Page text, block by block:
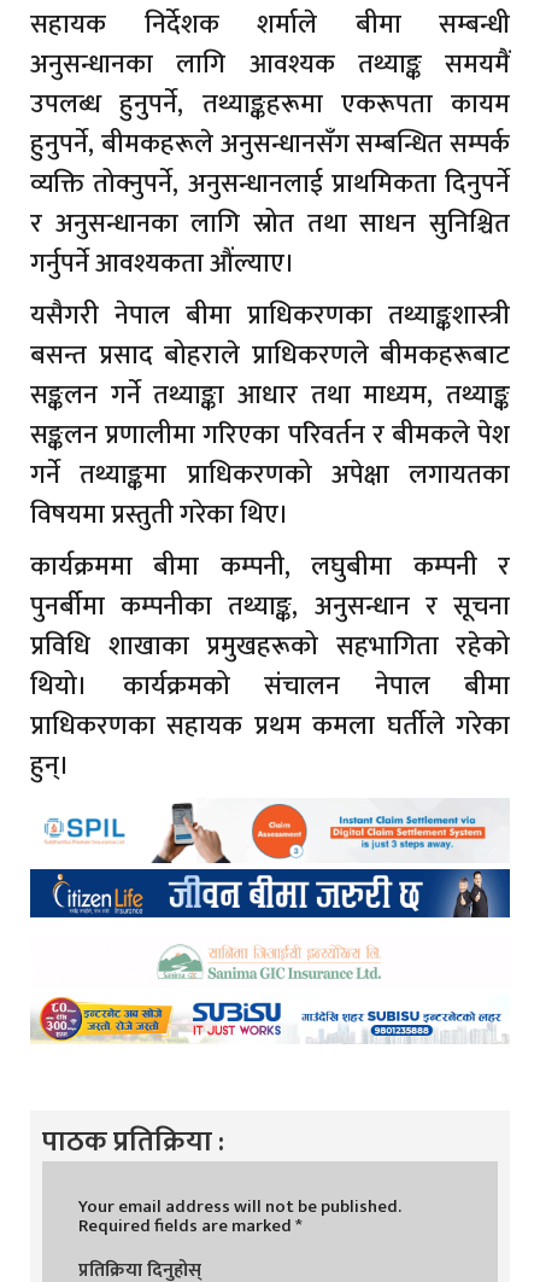
सहायक निर्देशक शर्माले बीमा सम्बन्धी
अनुसन्धानका लागि आवश्यक तथ्याङ्क समयमैं
उपलब्ध हुनुपर्ने, तथ्याङ्कहरूमा एकरूपता कायम
हुनुपर्ने, बीमकहरूले अनुसन्धानसँग सम्बन्धित सम्पर्क
व्यक्ति तोक्नुपर्ने, अनुसन्धानलाई प्राथमिकता दिनुपर्ने
र अनुसन्धानका लागि स्रोत तथा साधन सुनिश्चित
गर्नुपर्ने आवश्यकता औंल्याए।
यसैगरी नेपाल बीमा प्राधिकरणका तथ्याङ्कशास्त्री
बसन्त प्रसाद बोहराले प्राधिकरणले बीमकहरूबाट
सङ्कलन गर्ने तथ्याङ्का आधार तथा माध्यम, तथ्याङ्क
सङ्कलन प्रणालीमा गरिएका परिवर्तन र बीमकले पेश
गर्ने तथ्याङ्कमा प्राधिकरणको अपेक्षा लगायतका
विषयमा प्रस्तुती गरेका थिए।
कार्यक्रममा बीमा कम्पनी, लघुबीमा कम्पनी र
पुनर्बीमा कम्पनीका तथ्याङ्क, अनुसन्धान र सूचना
प्रविधि शाखाका प्रमुखहरूको सहभागिता रहेको
थियो। कार्यक्रमको संचालन नेपाल बीमा
प्राधिकरणका सहायक प्रथम कमला घर्तीले गरेका
हुन्।
पाठक प्रतिक्रिया :
Your email address will not be published.
Required fields are marked*
प्रतिक्रिया दिनुहोस्